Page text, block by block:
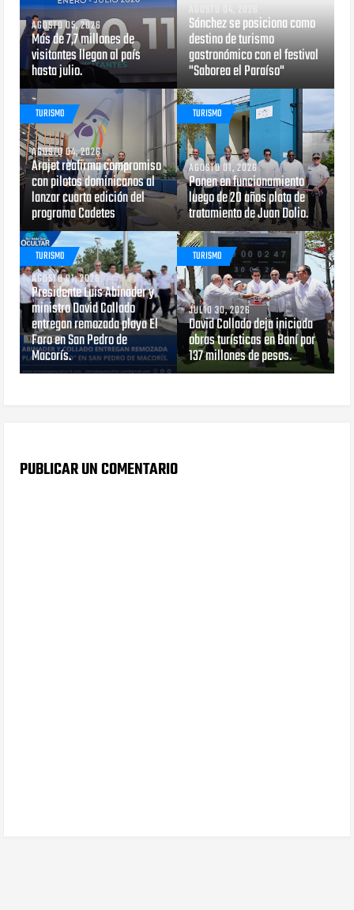
AGOSTO 05, 2026
Más de 7,7 millones de
visitantes llegan al país
hasta julio.
AGOSTO 04, 2026
Sánchez se posiciona como
destino de turismo
gastronómico con el festival
"Saborea el Paraíso"
TURISMO
AGOSTO 04, 2026
Arajet reafirma compromiso
con pilotos dominicanos al
lanzar cuarta edición del
programa Cadetes
TURISMO
AGOSTO 01, 2026
Ponen en funcionamiento
luego de 20 años plata de
tratamiento de Juan Dolio.
TURISMO
AGOSTO 01, 2026
Presidente Luis Abinader y
ministro David Collado
entregan remozada playa El
Faro en San Pedro de
Macorís.
TURISMO
JULIO 30, 2026
David Collado deja iniciada
obras turísticas en Baní por
137 millones de pesos.
PUBLICAR UN COMENTARIO